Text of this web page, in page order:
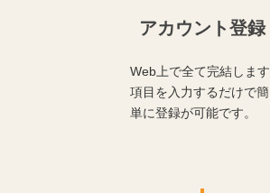
アカウント登録
Web上で全て完結します
項目を入力するだけで簡
単に登録が可能です。